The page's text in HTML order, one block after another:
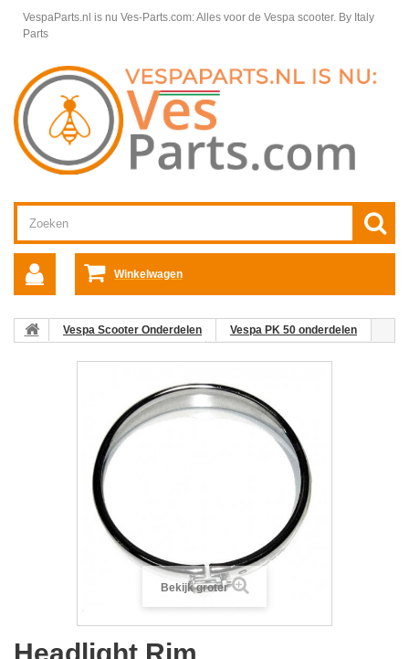
VespaParts.nl is nu Ves-Parts.com: Alles voor de Vespa scooter. By Italy
Parts
Winkelwagen
Vespa Scooter Onderdelen
Vespa PK 50 onderdelen
Bekijk groter